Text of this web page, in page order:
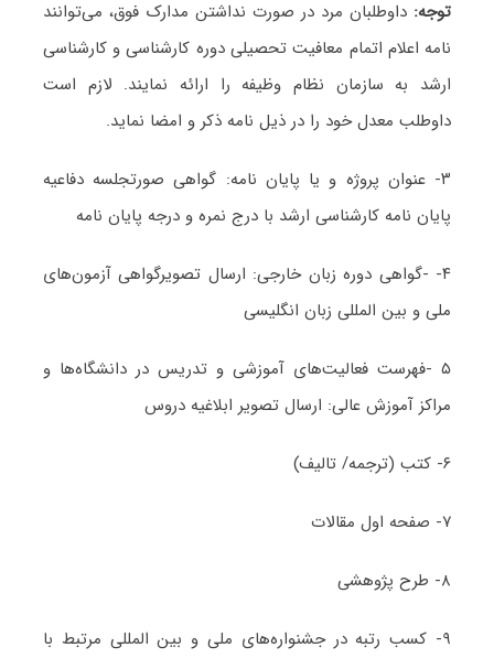
توجه: داوطلبان مرد در صورت نداشتن مدارک فوق، می‌توانند
نامه اعلام اتمام معافیت تحصیلی دوره کارشناسی و کارشناسی
ارشد به سازمان نظام وظیفه را ارائه نمایند. لازم است
داوطلب معدل خود را در ذیل نامه ذکر و امضا نماید.
۳- عنوان پروژه و یا پایان نامه: گواهی صورتجلسه دفاعیه
پایان نامه کارشناسی ارشد با درج نمره و درجه پایان نامه
۴- -گواهی دوره زبان خارجی: ارسال تصویرگواهی آزمون‌های
ملی و بین المللی زبان انگلیسی
۵ -فهرست فعالیت‌های آموزشی و تدریس در دانشگاه‌ها و
مراکز آموزش عالی: ارسال تصویر ابلاغیه دروس
۶- کتب (ترجمه/ تالیف)
۷- صفحه اول مقالات
۸- طرح پژوهشی
۹- کسب رتبه در جشنواره‌های ملی و بین المللی مرتبط با